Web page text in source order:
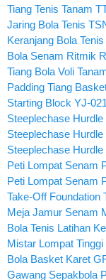
Tiang Tenis Tanam
Jaring Bola Tenis
Keranjang Bola
Bola Senam Ritmik
Tiang Bola Voli
Padding Tiang
Starting Block YJ-021
Steeplechase
Steeplechase
Steeplechase
Peti Lompat Senam
Peti Lompat Senam
Take-Off Foundation
Meja Jamur Senam
Bola Tenis Latihan
Mistar Lompat Tinggi
Bola Basket Karet
Gawang Sepakbola